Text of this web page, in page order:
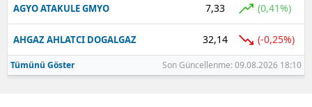
AGYO ATAKULE GMYO 7,33 (0,41%)
AHGAZ AHLATCI DOGALGAZ 32,14 (-0,25%)
Tümünü Göster Son Güncellenme: 09.08.2026 18:10